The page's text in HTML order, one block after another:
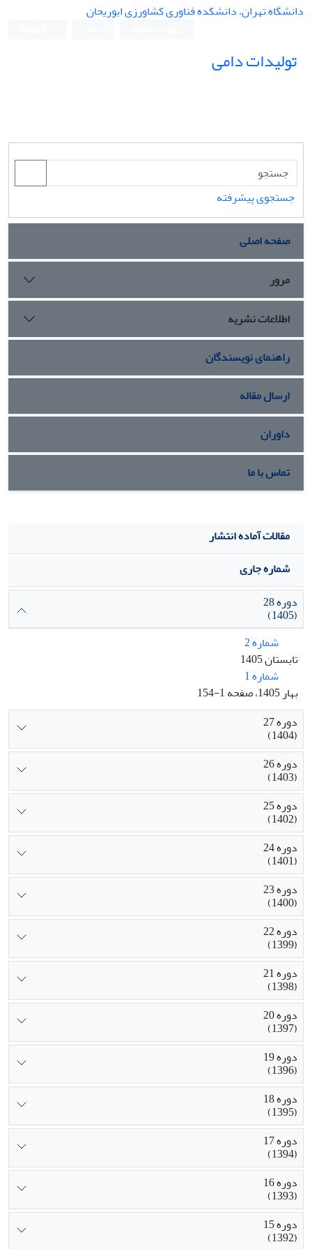
دانشگاه تهران، دانشکده فناوری کشاورزی ابوریحان
تولیدات دامی
جستجوی پیشرفته
صفحه اصلی
مرور
اطلاعات نشریه
راهنمای نویسندگان
ارسال مقاله
داوران
تماس با ما
مقالات آماده انتشار
شماره جاری
دوره 28
(1405)
شماره 2
تابستان 1405
شماره 1
بهار 1405، صفحه 1-154
دوره 27
(1404)
دوره 26
(1403)
دوره 25
(1402)
دوره 24
(1401)
دوره 23
(1400)
دوره 22
(1399)
دوره 21
(1398)
دوره 20
(1397)
دوره 19
(1396)
دوره 18
(1395)
دوره 17
(1394)
دوره 16
(1393)
دوره 15
(1392)